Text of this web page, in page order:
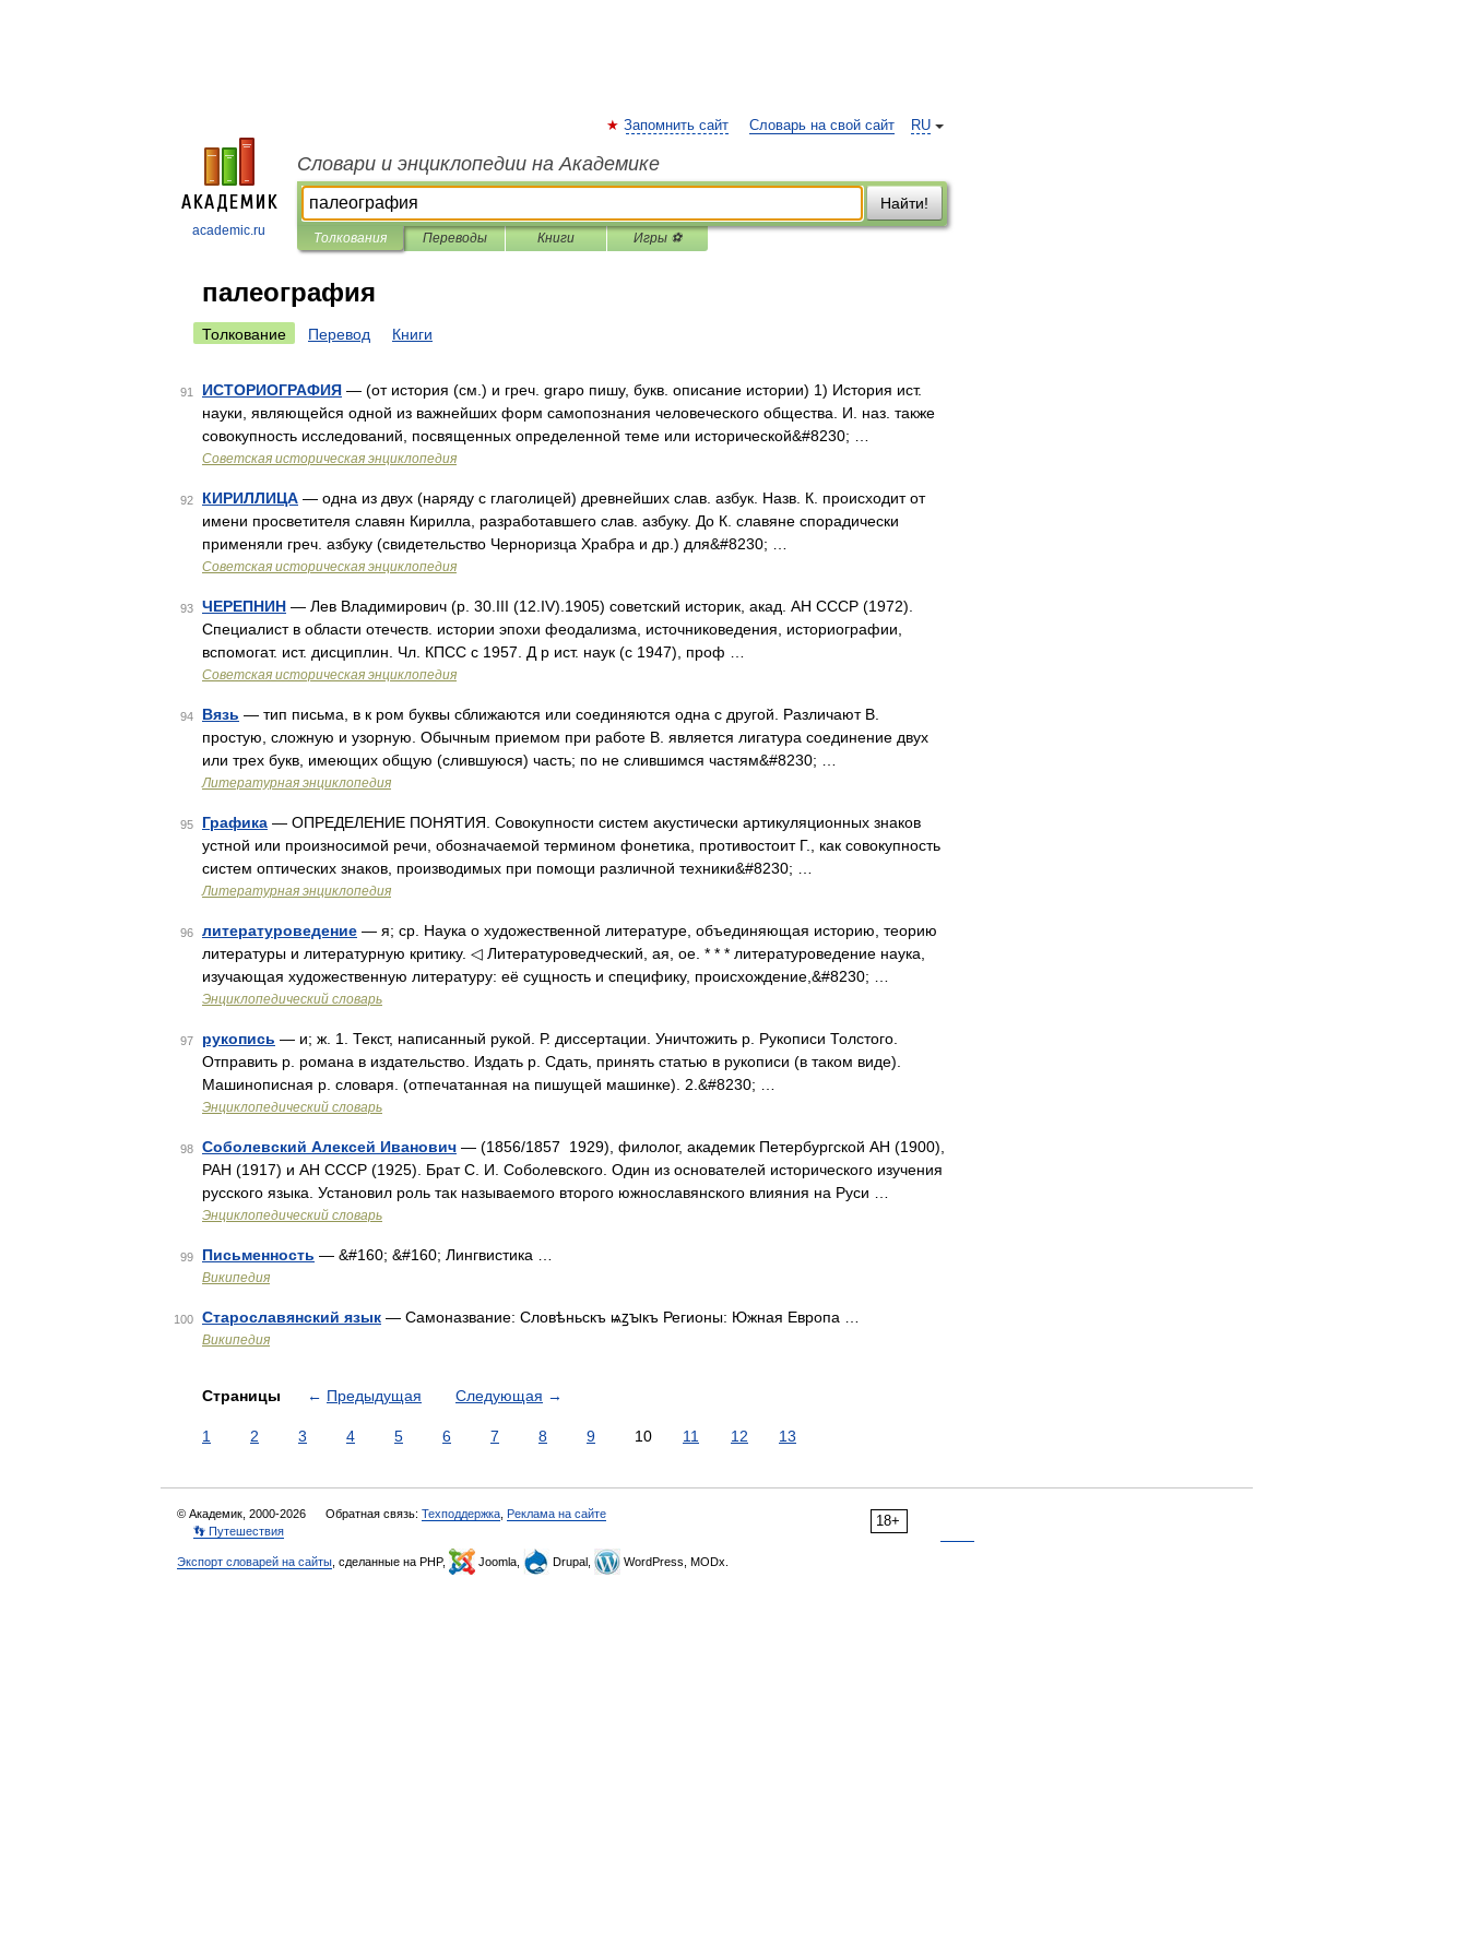
academic.ru
RU
Запомнить сайт Словарь на свой сайт
Словари и энциклопедии на Академике
Найти!
Толкования Переводы Книги Игры ⚽
палеография
Толкование Перевод Книги
91 ИСТОРИОГРАФИЯ — (от история (см.) и греч. grapo пишу, букв. описание истории) 1) История ист.
науки, являющейся одной из важнейших форм самопознания человеческого общества. И. наз. также
совокупность исследований, посвященных определенной теме или исторической&#8230; …
Советская историческая энциклопедия
92 КИРИЛЛИЦА — одна из двух (наряду с глаголицей) древнейших слав. азбук. Назв. К. происходит от
имени просветителя славян Кирилла, разработавшего слав. азбуку. До К. славяне спорадически
применяли греч. азбуку (свидетельство Черноризца Храбра и др.) для&#8230; …
Советская историческая энциклопедия
93 ЧЕРЕПНИН — Лев Владимирович (р. 30.III (12.IV).1905) советский историк, акад. АН СССР (1972).
Специалист в области отечеств. истории эпохи феодализма, источниковедения, историографии,
вспомогат. ист. дисциплин. Чл. КПСС с 1957. Д р ист. наук (с 1947), проф …
Советская историческая энциклопедия
94 Вязь — тип письма, в к ром буквы сближаются или соединяются одна с другой. Различают В.
простую, сложную и узорную. Обычным приемом при работе В. является лигатура соединение двух
или трех букв, имеющих общую (слившуюся) часть; по не слившимся частям&#8230; …
Литературная энциклопедия
95 Графика — ОПРЕДЕЛЕНИЕ ПОНЯТИЯ. Совокупности систем акустически артикуляционных знаков
устной или произносимой речи, обозначаемой термином фонетика, противостоит Г., как совокупность
систем оптических знаков, производимых при помощи различной техники&#8230; …
Литературная энциклопедия
96 литературоведение — я; ср. Наука о художественной литературе, объединяющая историю, теорию
литературы и литературную критику. ◁ Литературоведческий, ая, ое. * * * литературоведение наука,
изучающая художественную литературу: её сущность и специфику, происхождение,&#8230; …
Энциклопедический словарь
97 рукопись — и; ж. 1. Текст, написанный рукой. Р. диссертации. Уничтожить р. Рукописи Толстого.
Отправить р. романа в издательство. Издать р. Сдать, принять статью в рукописи (в таком виде).
Машинописная р. словаря. (отпечатанная на пишущей машинке). 2.&#8230; …
Энциклопедический словарь
98 Соболевский Алексей Иванович — (1856/1857 1929), филолог, академик Петербургской АН (1900),
РАН (1917) и АН СССР (1925). Брат С. И. Соболевского. Один из основателей исторического изучения
русского языка. Установил роль так называемого второго южнославянского влияния на Руси …
Энциклопедический словарь
99 Письменность — &#160; &#160; Лингвистика …
Википедия
100 Старославянский язык — Самоназвание: Словѣньскъ ѩꙁꙑкъ Регионы: Южная Европа …
Википедия
Страницы ← Предыдущая Следующая →
1 2 3 4 5 6 7 8 9 10 11 12 13
18+
© Академик, 2000-2026 Обратная связь: Техподдержка Реклама на сайте
👣 Путешествия
Экспорт словарей на сайты , сделанные на PHP, Joomla, Drupal, WordPress, MODx.